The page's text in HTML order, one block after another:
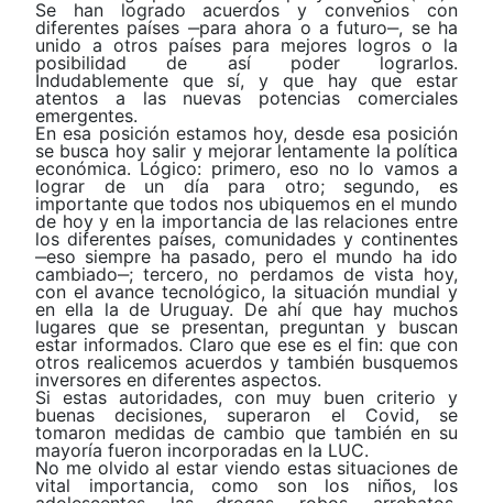
Se han logrado acuerdos y convenios con
diferentes países ‒para ahora o a futuro‒, se ha
unido a otros países para mejores logros o la
posibilidad de así poder lograrlos.
Indudablemente que sí, y que hay que estar
atentos a las nuevas potencias comerciales
emergentes.
En esa posición estamos hoy, desde esa posición
se busca hoy salir y mejorar lentamente la política
económica. Lógico: primero, eso no lo vamos a
lograr de un día para otro; segundo, es
importante que todos nos ubiquemos en el mundo
de hoy y en la importancia de las relaciones entre
los diferentes países, comunidades y continentes
‒eso siempre ha pasado, pero el mundo ha ido
cambiado‒; tercero, no perdamos de vista hoy,
con el avance tecnológico, la situación mundial y
en ella la de Uruguay. De ahí que hay muchos
lugares que se presentan, preguntan y buscan
estar informados. Claro que ese es el fin: que con
otros realicemos acuerdos y también busquemos
inversores en diferentes aspectos.
Si estas autoridades, con muy buen criterio y
buenas decisiones, superaron el Covid, se
tomaron medidas de cambio que también en su
mayoría fueron incorporadas en la LUC.
No me olvido al estar viendo estas situaciones de
vital importancia, como son los niños, los